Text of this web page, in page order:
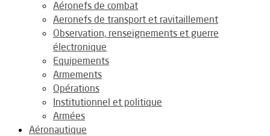
Aéronefs de combat
Aeronefs de transport et ravitaillement
Observation, renseignements et guerre
électronique
Equipements
Armements
Opérations
Institutionnel et politique
Armées
Aéronautique